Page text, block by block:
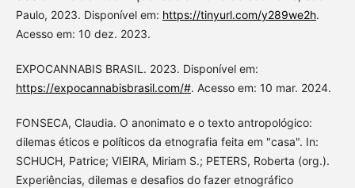
Paulo, 2023. Disponível em: https://tinyurl.com/y289we2h.
Acesso em: 10 dez. 2023.
EXPOCANNABIS BRASIL. 2023. Disponível em:
https://expocannabisbrasil.com/#. Acesso em: 10 mar. 2024.
FONSECA, Claudia. O anonimato e o texto antropológico:
dilemas éticos e políticos da etnografia feita em "casa". In:
SCHUCH, Patrice; VIEIRA, Miriam S.; PETERS, Roberta (org.).
Experiências, dilemas e desafios do fazer etnográfico